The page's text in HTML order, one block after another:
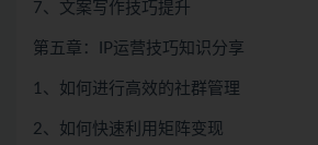
7、文案写作技巧提升
第五章：IP运营技巧知识分享
1、如何进行高效的社群管理
2、如何快速利用矩阵变现